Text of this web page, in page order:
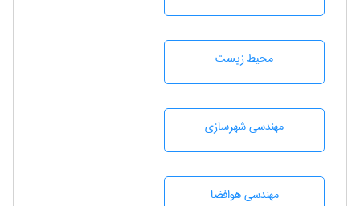
محيط زيست
مهندسی شهرسازی
مهندسی هوافضا